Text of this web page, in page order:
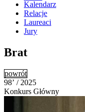
Kalendarz
Relacje
Laureaci
Jury
Brat
powrót
98’ / 2025
Konkurs Główny